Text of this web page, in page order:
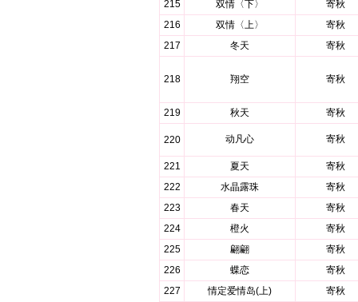
215 双情〈下〉
寄秋
216
双情〈上〉
寄秋
217
冬天 寄秋
218 翔空 寄秋
219 秋天 寄秋
220 动凡心 寄秋
221 夏天
寄秋
222
水晶露珠
寄秋
223
春天
寄秋
224
橙火
寄秋
225
翩翩
寄秋
226
蝶恋
寄秋
227
情定爱情岛(上) 寄秋